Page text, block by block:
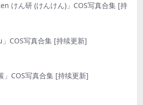
けん研 (けんけん)」COS写真合集 [持
」COS写真合集 [持续更新]
」COS写真合集 [持续更新]